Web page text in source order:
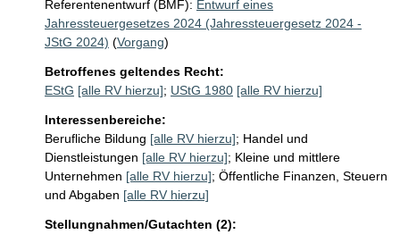
Referentenentwurf (BMF): Entwurf eines
Jahressteuergesetzes 2024 (Jahressteuergesetz 2024 -
JStG 2024) (Vorgang)
Betroffenes geltendes Recht:
EStG [alle RV hierzu]; UStG 1980 [alle RV hierzu]
Interessenbereiche:
Berufliche Bildung [alle RV hierzu]; Handel und
Dienstleistungen [alle RV hierzu]; Kleine und mittlere
Unternehmen [alle RV hierzu]; Öffentliche Finanzen, Steuern
und Abgaben [alle RV hierzu]
Stellungnahmen/Gutachten (2):